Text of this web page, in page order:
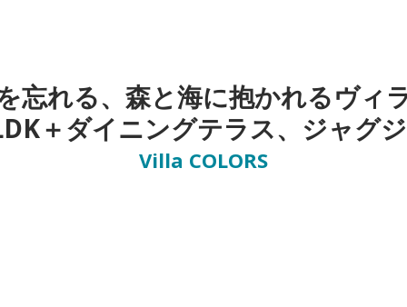
忘れる、森と海に抱かれるヴィ
＋ダイニングテラス、ジャグ
Villa COLORS